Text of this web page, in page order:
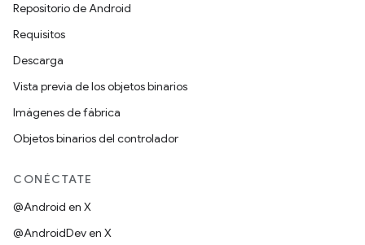
Repositorio de Android
Requisitos
Descarga
Vista previa de los objetos binarios
Imágenes de fábrica
Objetos binarios del controlador
CONÉCTATE
@Android en X
@AndroidDev en X